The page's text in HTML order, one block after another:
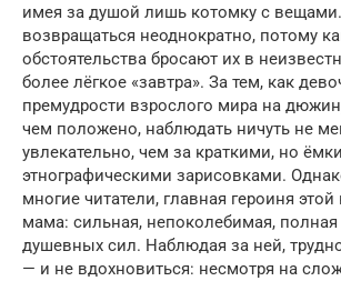
имея за душой лишь котомку с
возвращаться неоднократно, потому
обстоятельства бросают их в
более лёгкое «завтра». За тем, как
премудрости взрослого мира на
чем положено, наблюдать ничуть не
увлекательно, чем за краткими, но
этнографическими зарисовками.
многие читатели, главная героиня
мама: сильная, непоколебимая, полная
душевных сил. Наблюдая за ней,
— и не вдохновиться: несмотря на